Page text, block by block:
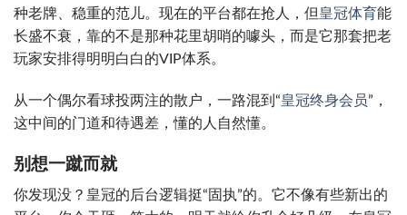
种老牌、稳重的范儿。现在的平台都在抢人，但皇冠体育能
长盛不衰，靠的不是那种花里胡哨的噱头，而是它那套把老
玩家安排得明明白白的VIP体系。
从一个偶尔看球投两注的散户，一路混到“皇冠终身会员”，
这中间的门道和待遇差，懂的人自然懂。
别想一蹴而就
你发现没？皇冠的后台逻辑挺“固执”的。它不像有些新出的